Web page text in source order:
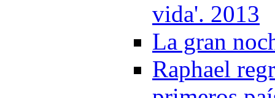
vida'. 2013
La gran
Raphael